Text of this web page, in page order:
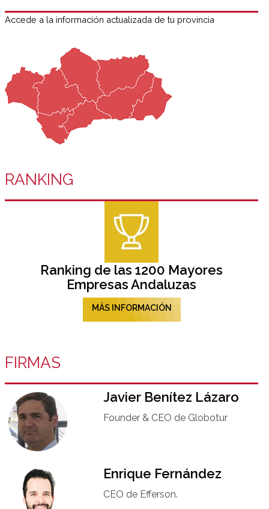
Accede a la información actualizada de tu provincia
RANKING
Ranking de las 1200 Mayores
Empresas Andaluzas
MÁS INFORMACIÓN
FIRMAS
Javier Benítez Lázaro
Founder & CEO de Globotur​
Enrique Fernández
CEO de Efferson.